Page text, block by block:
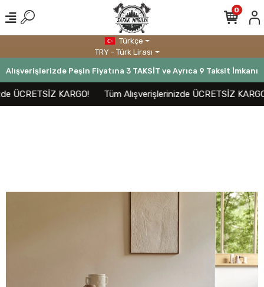
Alışverişlerizde Peşin Fiyatına 3 TAKSİT ve Ayrıca 9 Taksit İmkanı
ÜCRETSİZ KARGO! Tüm Alışverişlerinizde ÜCRETSİZ KARGO!
0
Türkçe
TRY - Türk Lirası